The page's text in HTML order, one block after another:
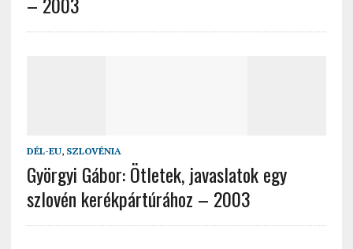
DÉL-EU, SZLOVÉNIA
Györgyi Gábor: Ötletek, javaslatok egy
szlovén kerékpártúrához – 2003